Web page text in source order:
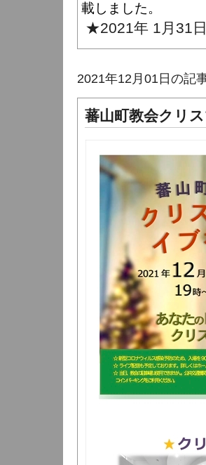
載しました。
★2021年 1月31
2021年12月01日の記
蕃山町教会クリ